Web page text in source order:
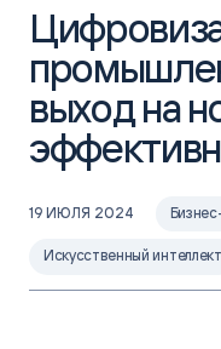
выход на
19 ИЮЛЯ 2024
Искусственный интеллект